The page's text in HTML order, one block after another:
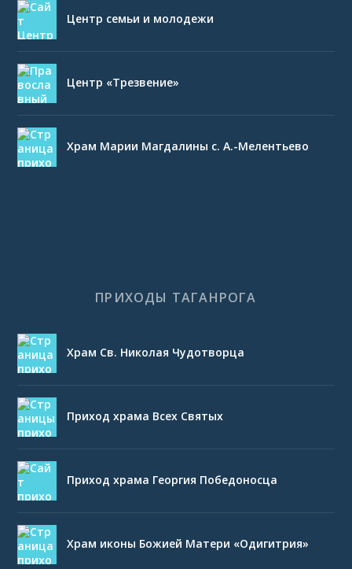
Центр семьи и молодежи
Центр «Трезвение»
Храм Марии Магдалины с. А.-Мелентьево
ПРИХОДЫ ТАГАНРОГА
Храм Св. Николая Чудотворца
Приход храма Всех Святых
Приход храма Георгия Победоносца
Храм иконы Божией Матери «Одигитрия»